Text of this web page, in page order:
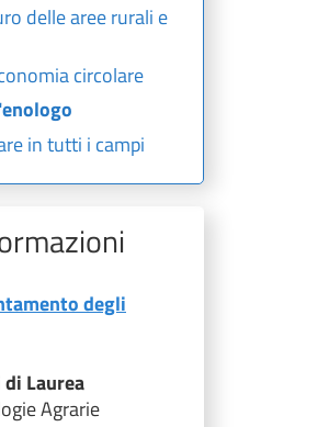
delle aree rurali e
circolare
in tutti i campi
degli
Laurea
Agrarie